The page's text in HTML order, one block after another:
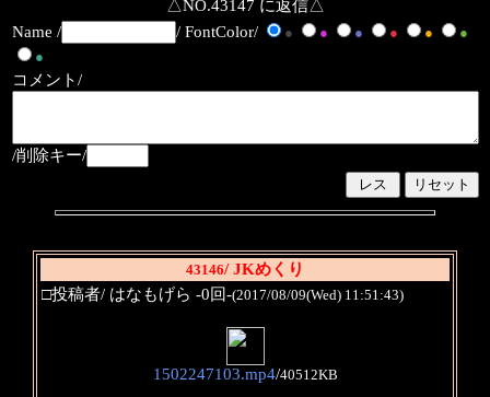
△NO.43147 に返信△
Name /
/ FontColor/ ● ● ● ● ●
●
●
コメント/
/削除キー/
43146/ JKめくり
□投稿者/ はなもげら -0回-(2017/08/09(Wed) 11:51:43)
1502247103.mp4/40512KB